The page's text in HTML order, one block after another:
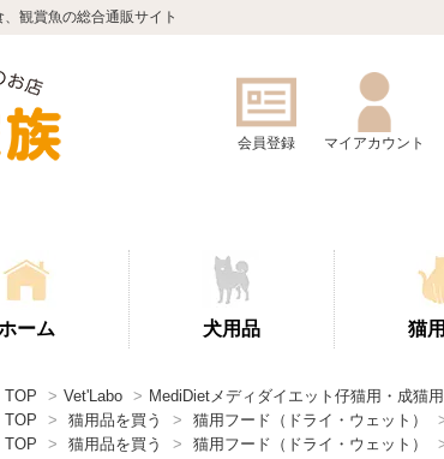
観賞魚の総合通販サイト
会員登録 マイアカウント
ーム 犬用品 猫
TOP > Vet'Labo > MediDietメディダイエット仔猫用・成猫
TOP
> 猫用品を買う > 猫用フード（ドライ・ウェット）
TOP
> 猫用品を買う > 猫用フード（ドライ・ウェット）